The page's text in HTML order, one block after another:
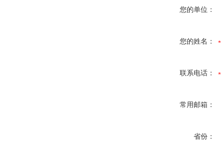
您的单位：
您的姓名：
联系电话：
常用邮箱：
省份：